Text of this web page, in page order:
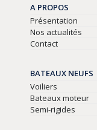
A PROPOS
Présentation
Nos actualités
Contact
BATEAUX NEUFS
Voiliers
Bateaux moteur
Semi-rigides